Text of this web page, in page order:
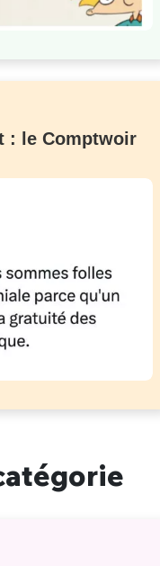
: le Comptwoir